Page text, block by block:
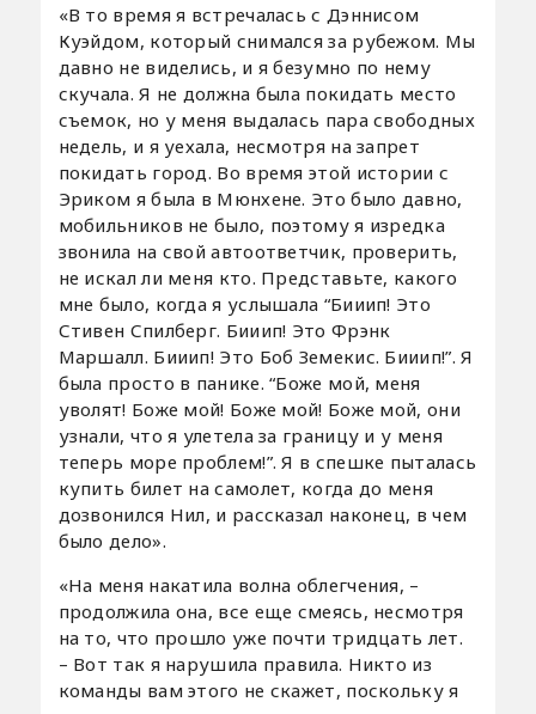
«В то время я встречалась с Дэннисом
Куэйдом, который снимался за рубежом. Мы
давно не виделись, и я безумно по нему
скучала. Я не должна была покидать место
съемок, но у меня выдалась пара свободных
недель, и я уехала, несмотря на запрет
покидать город. Во время этой истории с
Эриком я была в Мюнхене. Это было давно,
мобильников не было, поэтому я изредка
звонила на свой автоответчик, проверить,
не искал ли меня кто. Представьте, какого
мне было, когда я услышала “Бииип! Это
Стивен Спилберг. Бииип! Это Фрэнк
Маршалл. Бииип! Это Боб Земекис. Бииип!”. Я
была просто в панике. “Боже мой, меня
уволят! Боже мой! Боже мой! Боже мой, они
узнали, что я улетела за границу и у меня
теперь море проблем!”. Я в спешке пыталась
купить билет на самолет, когда до меня
дозвонился Нил, и рассказал наконец, в чем
было дело».
«На меня накатила волна облегчения, –
продолжила она, все еще смеясь, несмотря
на то, что прошло уже почти тридцать лет.
– Вот так я нарушила правила. Никто из
команды вам этого не скажет, поскольку я